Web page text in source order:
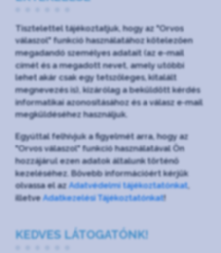
Tisztelettel tájékoztatjuk, hogy az "Orvos
válaszol" funkció használatához kötelezően
megadandó személyes adatait (az e-mail
címét és a megadott nevet, amely utóbbi
lehet akár csak egy tetszőleges, kitalált
megnevezés is), kizárólag a beküldött kérdés
informatikai azonosításához és a válasz e-mail
megküldéséhez használjuk.
Egyúttal felhívjuk a figyelmét arra, hogy az
"Orvos válaszol" funkció használatával Ön
hozzájárul ezen adatok általunk történő
kezeléséhez. Bővebb információért kérjük
olvassa el azAdatvédelmi tájékoztatónkat,
illetveAdatkezelési Tájékoztatónkat!
KEDVES LÁTOGATÓNK!